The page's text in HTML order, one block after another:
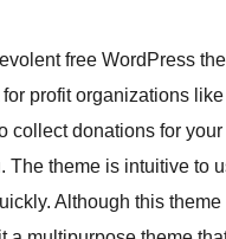
free WordPress
profit organizations
collect donations for
The theme is intuitive to
Although this